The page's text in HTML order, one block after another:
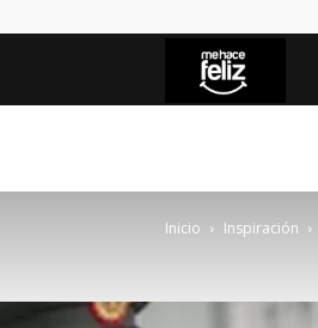
Inicio Inspiración